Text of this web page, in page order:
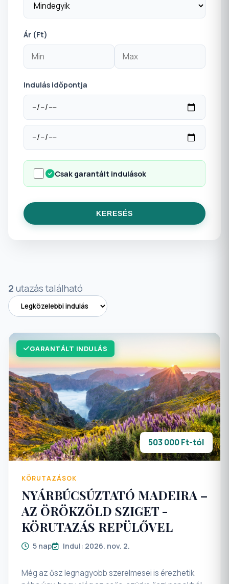
Ár (Ft)
Indulás időpontja
Csak garantált indulások
KERESÉS
2 utazás található
GARANTÁLT INDULÁS
503 000 Ft-tól
KÖRUTAZÁSOK
NYÁRBÚCSÚZTATÓ MADEIRA –
AZ ÖRÖKZÖLD SZIGET -
KÖRUTAZÁS REPÜLŐVEL
5 nap Indul: 2026. nov. 2.
Még az ősz legnagyobb szerelmesei is érezhetik